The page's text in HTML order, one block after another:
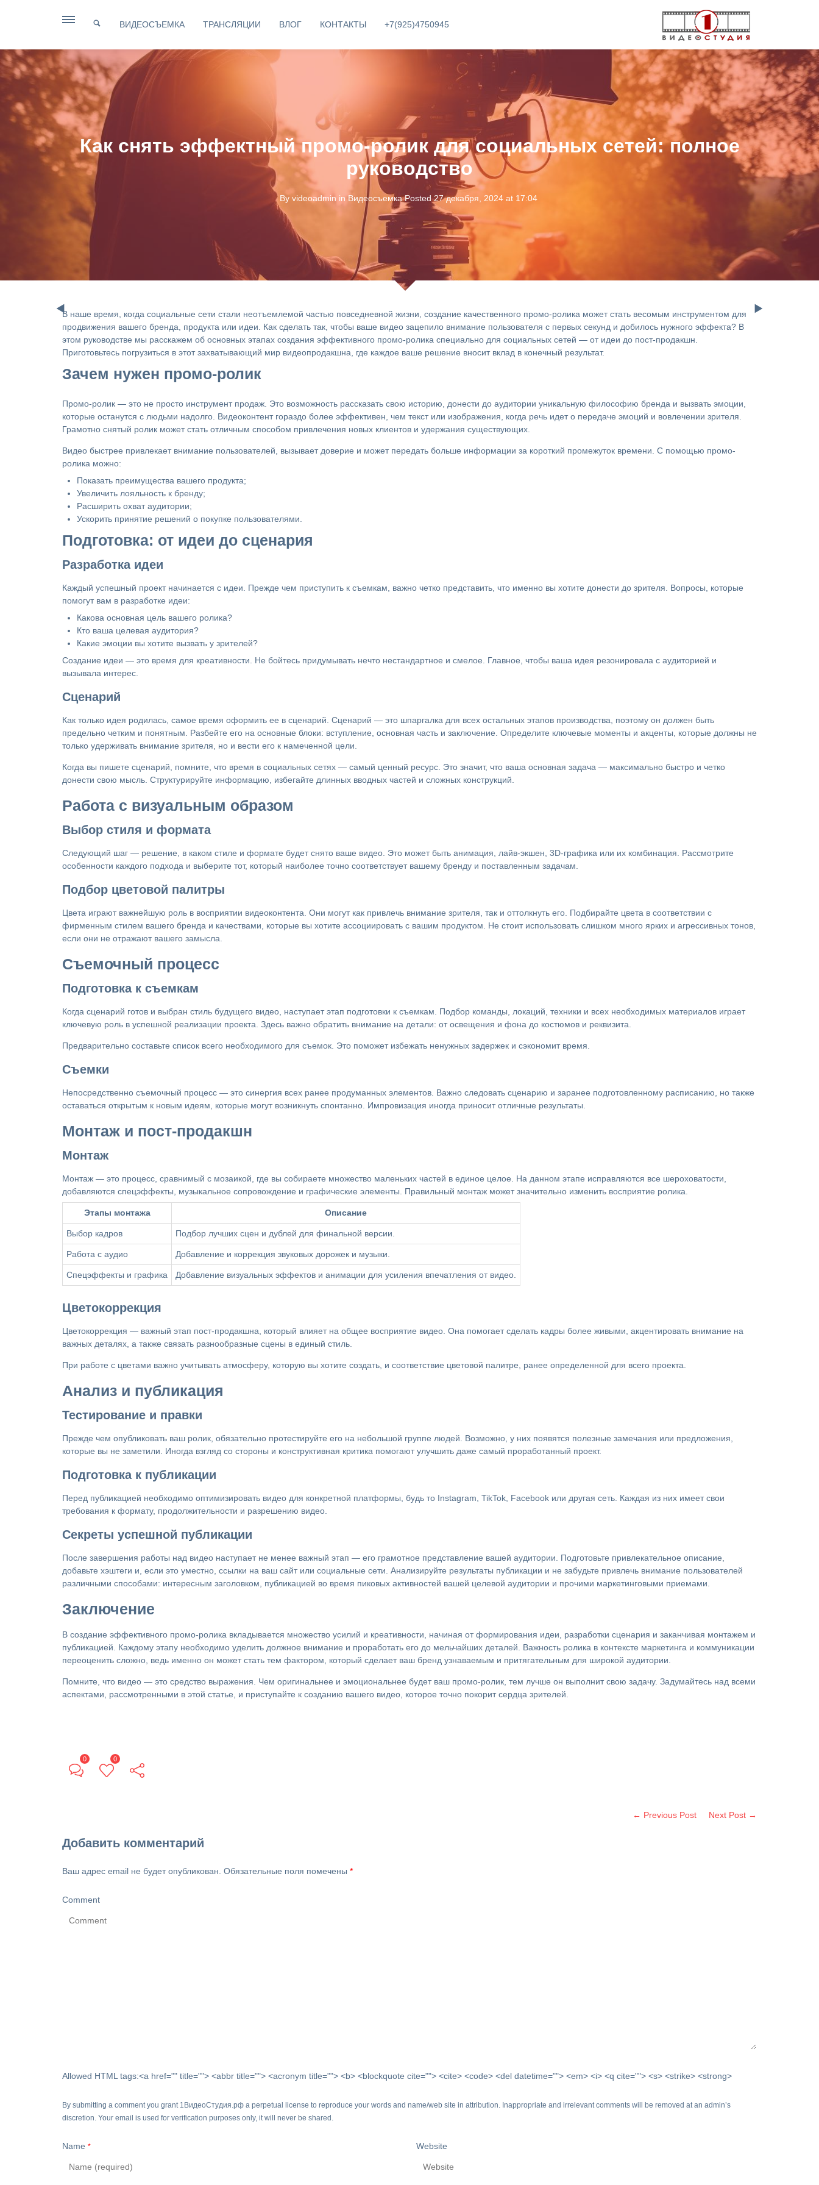
ВИДЕОСЪЕМКА ТРАНСЛЯЦИИ ВЛОГ КОНТАКТЫ +7(925)4750945
Как снять эффектный промо-ролик для социальных сетей: полное
руководство
By videoadmin in Видеосъемка Posted 27 декабря, 2024 at 17:04
В наше время, когда социальные сети стали неотъемлемой частью повседневной жизни, создание качественного промо-ролика может стать весомым инструментом для
продвижения вашего бренда, продукта или идеи. Как сделать так, чтобы ваше видео зацепило внимание пользователя с первых секунд и добилось нужного эффекта? В
этом руководстве мы расскажем об основных этапах создания эффективного промо-ролика специально для социальных сетей — от идеи до пост-продакшн.
Приготовьтесь погрузиться в этот захватывающий мир видеопродакшна, где каждое ваше решение вносит вклад в конечный результат.
Зачем нужен промо-ролик
Промо-ролик — это не просто инструмент продаж. Это возможность рассказать свою историю, донести до аудитории уникальную философию бренда и вызвать эмоции,
которые останутся с людьми надолго. Видеоконтент гораздо более эффективен, чем текст или изображения, когда речь идет о передаче эмоций и вовлечении зрителя.
Грамотно снятый ролик может стать отличным способом привлечения новых клиентов и удержания существующих.
Видео быстрее привлекает внимание пользователей, вызывает доверие и может передать больше информации за короткий промежуток времени. С помощью промо-
ролика можно:
Показать преимущества вашего продукта;
Увеличить лояльность к бренду;
Расширить охват аудитории;
Ускорить принятие решений о покупке пользователями.
Подготовка: от идеи до сценария
Разработка идеи
Каждый успешный проект начинается с идеи. Прежде чем приступить к съемкам, важно четко представить, что именно вы хотите донести до зрителя. Вопросы, которые
помогут вам в разработке идеи:
Какова основная цель вашего ролика?
Кто ваша целевая аудитория?
Какие эмоции вы хотите вызвать у зрителей?
Создание идеи — это время для креативности. Не бойтесь придумывать нечто нестандартное и смелое. Главное, чтобы ваша идея резонировала с аудиторией и
вызывала интерес.
Сценарий
Как только идея родилась, самое время оформить ее в сценарий. Сценарий — это шпаргалка для всех остальных этапов производства, поэтому он должен быть
предельно четким и понятным. Разбейте его на основные блоки: вступление, основная часть и заключение. Определите ключевые моменты и акценты, которые должны не
только удерживать внимание зрителя, но и вести его к намеченной цели.
Когда вы пишете сценарий, помните, что время в социальных сетях — самый ценный ресурс. Это значит, что ваша основная задача — максимально быстро и четко
донести свою мысль. Структурируйте информацию, избегайте длинных вводных частей и сложных конструкций.
Работа с визуальным образом
Выбор стиля и формата
Следующий шаг — решение, в каком стиле и формате будет снято ваше видео. Это может быть анимация, лайв-экшен, 3D-графика или их комбинация. Рассмотрите
особенности каждого подхода и выберите тот, который наиболее точно соответствует вашему бренду и поставленным задачам.
Подбор цветовой палитры
Цвета играют важнейшую роль в восприятии видеоконтента. Они могут как привлечь внимание зрителя, так и оттолкнуть его. Подбирайте цвета в соответствии с
фирменным стилем вашего бренда и качествами, которые вы хотите ассоциировать с вашим продуктом. Не стоит использовать слишком много ярких и агрессивных тонов,
если они не отражают вашего замысла.
Съемочный процесс
Подготовка к съемкам
Когда сценарий готов и выбран стиль будущего видео, наступает этап подготовки к съемкам. Подбор команды, локаций, техники и всех необходимых материалов играет
ключевую роль в успешной реализации проекта. Здесь важно обратить внимание на детали: от освещения и фона до костюмов и реквизита.
Предварительно составьте список всего необходимого для съемок. Это поможет избежать ненужных задержек и сэкономит время.
Съемки
Непосредственно съемочный процесс — это синергия всех ранее продуманных элементов. Важно следовать сценарию и заранее подготовленному расписанию, но также
оставаться открытым к новым идеям, которые могут возникнуть спонтанно. Импровизация иногда приносит отличные результаты.
Монтаж и пост-продакшн
Монтаж
Монтаж — это процесс, сравнимый с мозаикой, где вы собираете множество маленьких частей в единое целое. На данном этапе исправляются все шероховатости,
добавляются спецэффекты, музыкальное сопровождение и графические элементы. Правильный монтаж может значительно изменить восприятие ролика.
Этапы монтажа Описание
Выбор кадров Подбор лучших сцен и дублей для финальной версии.
Работа с аудио Добавление и коррекция звуковых дорожек и музыки.
Спецэффекты и графика Добавление визуальных эффектов и анимации для усиления впечатления от видео.
Цветокоррекция
Цветокоррекция — важный этап пост-продакшна, который влияет на общее восприятие видео. Она помогает сделать кадры более живыми, акцентировать внимание на
важных деталях, а также связать разнообразные сцены в единый стиль.
При работе с цветами важно учитывать атмосферу, которую вы хотите создать, и соответствие цветовой палитре, ранее определенной для всего проекта.
Анализ и публикация
Тестирование и правки
Прежде чем опубликовать ваш ролик, обязательно протестируйте его на небольшой группе людей. Возможно, у них появятся полезные замечания или предложения,
которые вы не заметили. Иногда взгляд со стороны и конструктивная критика помогают улучшить даже самый проработанный проект.
Подготовка к публикации
Перед публикацией необходимо оптимизировать видео для конкретной платформы, будь то Instagram, TikTok, Facebook или другая сеть. Каждая из них имеет свои
требования к формату, продолжительности и разрешению видео.
Секреты успешной публикации
После завершения работы над видео наступает не менее важный этап — его грамотное представление вашей аудитории. Подготовьте привлекательное описание,
добавьте хэштеги и, если это уместно, ссылки на ваш сайт или социальные сети. Анализируйте результаты публикации и не забудьте привлечь внимание пользователей
различными способами: интересным заголовком, публикацией во время пиковых активностей вашей целевой аудитории и прочими маркетинговыми приемами.
Заключение
В создание эффективного промо-ролика вкладывается множество усилий и креативности, начиная от формирования идеи, разработки сценария и заканчивая монтажем и
публикацией. Каждому этапу необходимо уделить должное внимание и проработать его до мельчайших деталей. Важность ролика в контексте маркетинга и коммуникации
переоценить сложно, ведь именно он может стать тем фактором, который сделает ваш бренд узнаваемым и притягательным для широкой аудитории.
Помните, что видео — это средство выражения. Чем оригинальнее и эмоциональнее будет ваш промо-ролик, тем лучше он выполнит свою задачу. Задумайтесь над всеми
аспектами, рассмотренными в этой статье, и приступайте к созданию вашего видео, которое точно покорит сердца зрителей.
0 0
← Previous Post Next Post →
Добавить комментарий
Ваш адрес email не будет опубликован. Обязательные поля помечены *
Comment
Allowed HTML tags:<a href="" title=""> <abbr title=""> <acronym title=""> <b> <blockquote cite=""> <cite> <code> <del datetime=""> <em> <i> <q cite=""> <s> <strike> <strong>
By submitting a comment you grant 1ВидеоСтудия.рф a perpetual license to reproduce your words and name/web site in attribution. Inappropriate and irrelevant comments will be removed at an admin’s
discretion. Your email is used for verification purposes only, it will never be shared.
Name * Website